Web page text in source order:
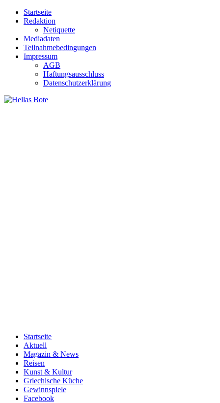
Zum
Inhalt
Startseite
Redaktion
Netiquette
Mediadaten
Teilnahmebedingungen
Impressum
AGB
Haftungsausschluss
Datenschutzerklärung
Startseite
Aktuell
Magazin & News
Reisen
Kunst & Kultur
Griechische Küche
Gewinnspiele
Facebook